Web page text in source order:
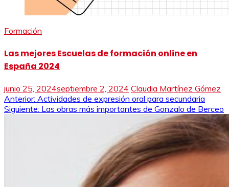
Formación
Las mejores Escuelas de formación online en
España 2024
junio 25, 2024septiembre 2, 2024 Claudia Martínez Gómez
Navegación
de
Anterior: Actividades de expresión oral para secundaria
Siguiente: Las obras más importantes de Gonzalo de Berceo